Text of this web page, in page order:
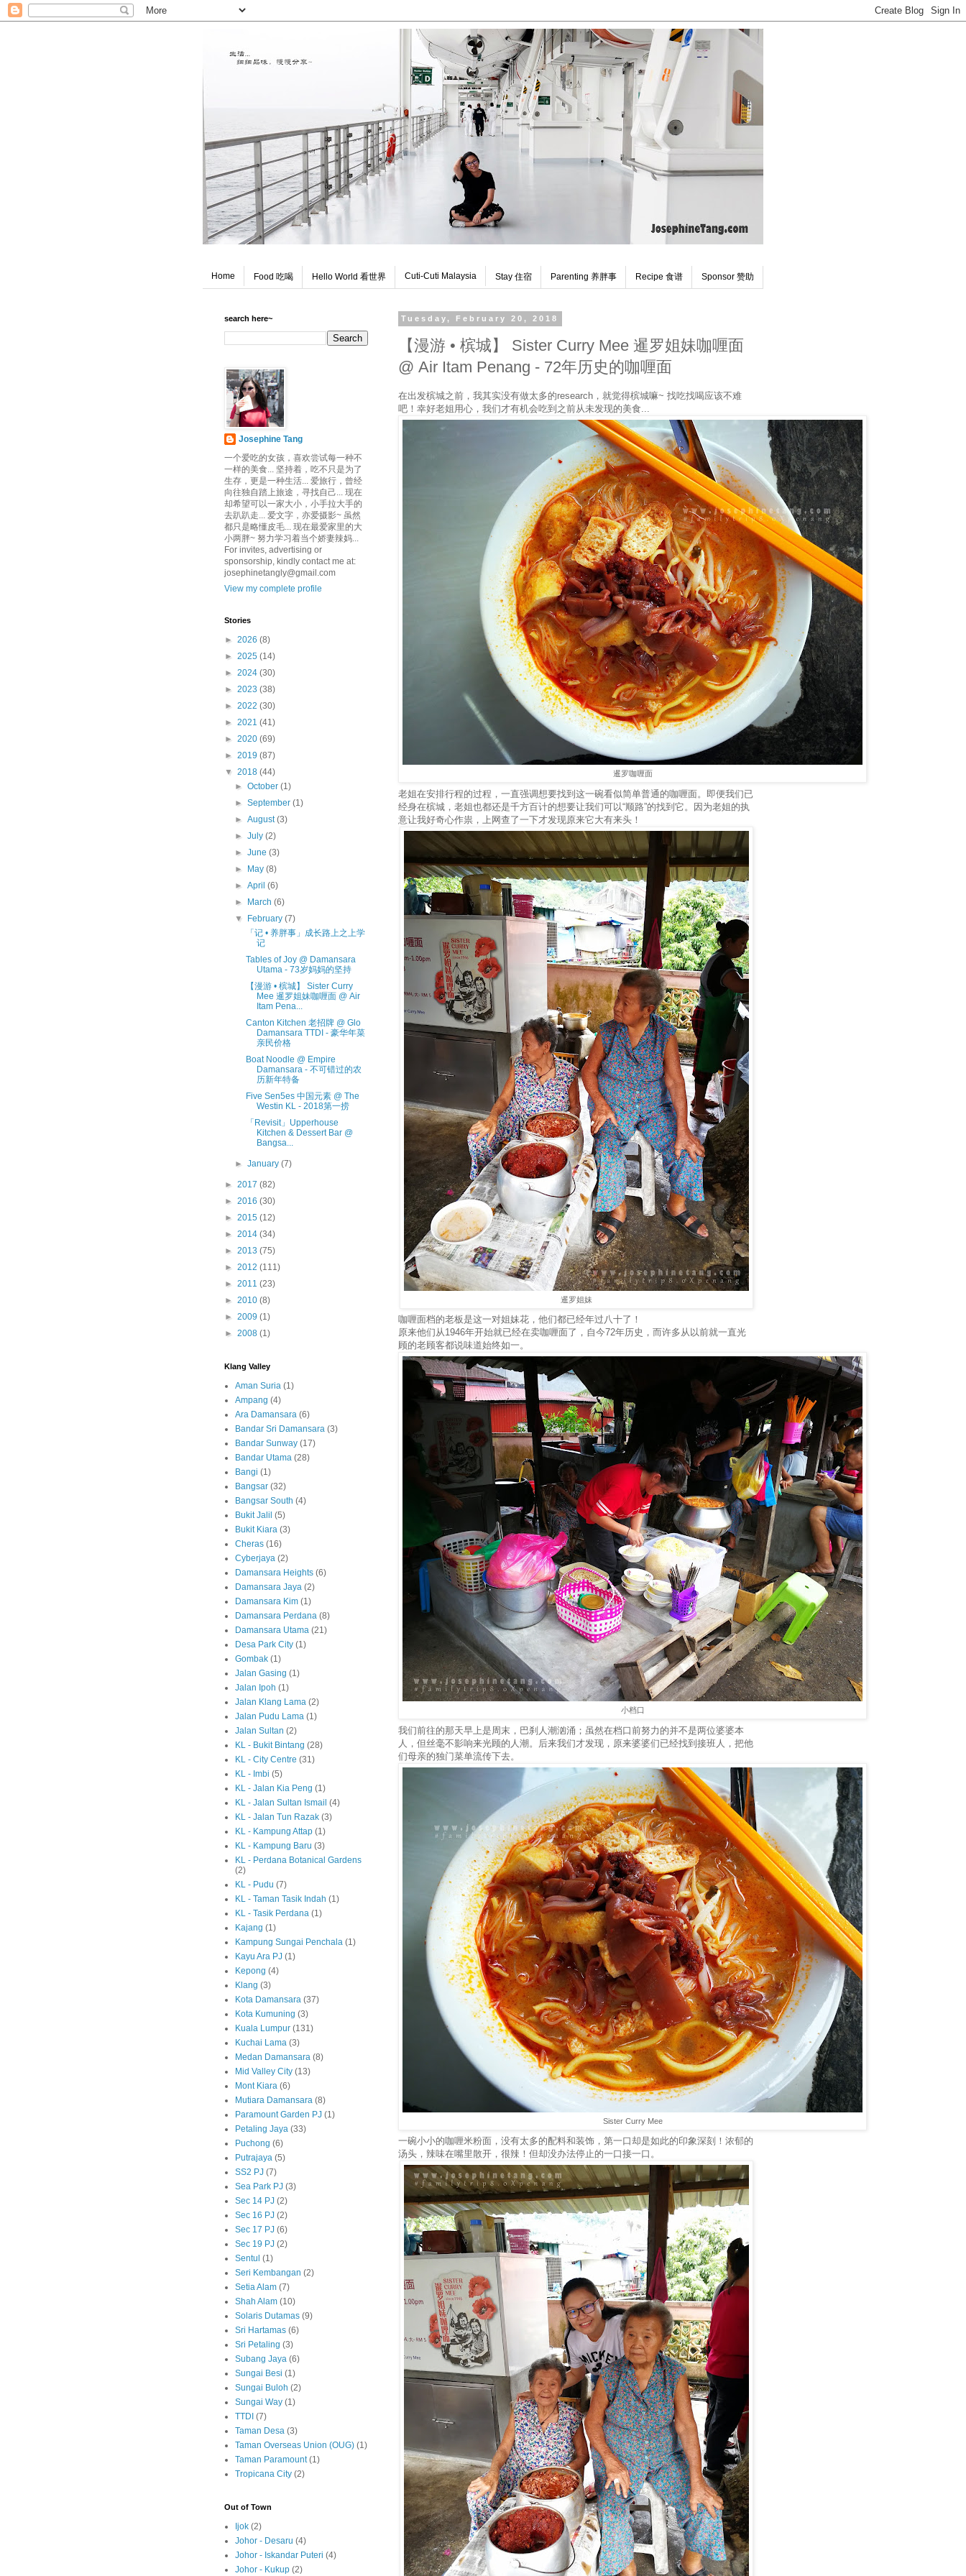
Home Food 吃喝 Hello World 看世界 Cuti-Cuti Malaysia Stay 住宿 Parenting 养胖事 Recipe 食谱 Sponsor 赞助
Tuesday, February 20, 2018
【漫游 • 槟城】 Sister Curry Mee 暹罗姐妹咖喱面
@ Air Itam Penang - 72年历史的咖喱面
在出发槟城之前，我其实没有做太多的research，就觉得槟城嘛~ 找吃找喝应该不难
吧！幸好老姐用心，我们才有机会吃到之前从未发现的美食...
暹罗咖喱面
老姐在安排行程的过程，一直强调想要找到这一碗看似简单普通的咖喱面。即便我们已
经身在槟城，老姐也都还是千方百计的想要让我们可以“顺路”的找到它。因为老姐的执
意让我好奇心作祟，上网查了一下才发现原来它大有来头！
暹罗姐妹
咖喱面档的老板是这一对姐妹花，他们都已经年过八十了！
原来他们从1946年开始就已经在卖咖喱面了，自今72年历史，而许多从以前就一直光
顾的老顾客都说味道始终如一。
小档口
我们前往的那天早上是周末，巴刹人潮汹涌；虽然在档口前努力的并不是两位婆婆本
人，但丝毫不影响来光顾的人潮。后来我们才发现，原来婆婆们已经找到接班人，把他
们母亲的独门菜单流传下去。
Sister Curry Mee
一碗小小的咖喱米粉面，没有太多的配料和装饰，第一口却是如此的印象深刻！浓郁的
汤头，辣味在嘴里散开，很辣！但却没办法停止的一口接一口。
search here~
Josephine Tang
一个爱吃的女孩，喜欢尝试每一种不
一样的美食... 坚持着，吃不只是为了
生存，更是一种生活... 爱旅行，曾经
向往独自踏上旅途，寻找自己... 现在
却希望可以一家大小，小手拉大手的
去趴趴走... 爱文字，亦爱摄影~ 虽然
都只是略懂皮毛... 现在最爱家里的大
小两胖~ 努力学习着当个娇妻辣妈...
For invites, advertising or
sponsorship, kindly contact me at:
josephinetangly@gmail.com
View my complete profile
Stories
► 2026 (8)
► 2025 (14)
► 2024 (30)
► 2023 (38)
► 2022 (30)
► 2021 (41)
► 2020 (69)
► 2019 (87)
▼ 2018 (44)
►October(1)
►September(1)
►August(3)
►July(2)
►June(3)
►
May(8)
►April(6)
►
March(6)
▼
February(7)
「记 • 养胖事」成长路上之上学
记
Tables of Joy @ Damansara
Utama - 73岁妈妈的坚持
【漫游 • 槟城】 Sister Curry
Mee 暹罗姐妹咖喱面 @ Air
Itam Pena...
Canton Kitchen 老招牌 @ Glo
Damansara TTDI - 豪华年菜
亲民价格
Boat Noodle @ Empire
Damansara - 不可错过的农
历新年特备
Five Sen5es 中国元素 @ The
Westin KL - 2018第一捞
「Revisit」Upperhouse
Kitchen & Dessert Bar @
Bangsa...
►January(7)
► 2017 (82)
► 2016 (30)
► 2015 (12)
► 2014 (34)
► 2013 (75)
► 2012 (111)
► 2011 (23)
► 2010 (8)
► 2009 (1)
► 2008 (1)
Klang Valley
Aman Suria (1)
Ampang (4)
Ara Damansara (6)
Bandar Sri Damansara (3)
Bandar Sunway (17)
Bandar Utama (28)
Bangi (1)
Bangsar (32)
Bangsar South (4)
Bukit Jalil (5)
Bukit Kiara (3)
Cheras (16)
Cyberjaya (2)
Damansara Heights (6)
Damansara Jaya (2)
Damansara Kim (1)
Damansara Perdana (8)
Damansara Utama (21)
Desa Park City (1)
Gombak (1)
Jalan Gasing (1)
Jalan Ipoh (1)
Jalan Klang Lama (2)
Jalan Pudu Lama (1)
Jalan Sultan (2)
KL - Bukit Bintang (28)
KL - City Centre (31)
KL - Imbi (5)
KL - Jalan Kia Peng (1)
KL - Jalan Sultan Ismail (4)
KL - Jalan Tun Razak (3)
KL - Kampung Attap (1)
KL - Kampung Baru (3)
KL - Perdana Botanical Gardens
(2)
KL - Pudu (7)
KL - Taman Tasik Indah (1)
KL - Tasik Perdana (1)
Kajang (1)
Kampung Sungai Penchala (1)
Kayu Ara PJ (1)
Kepong (4)
Klang (3)
Kota Damansara (37)
Kota Kumuning (3)
Kuala Lumpur (131)
Kuchai Lama (3)
Medan Damansara (8)
Mid Valley City (13)
Mont Kiara (6)
Mutiara Damansara (8)
Paramount Garden PJ (1)
Petaling Jaya (33)
Puchong (6)
Putrajaya (5)
SS2 PJ (7)
Sea Park PJ (3)
Sec 14 PJ (2)
Sec 16 PJ (2)
Sec 17 PJ (6)
Sec 19 PJ (2)
Sentul (1)
Seri Kembangan (2)
Setia Alam (7)
Shah Alam (10)
Solaris Dutamas (9)
Sri Hartamas (6)
Sri Petaling (3)
Subang Jaya (6)
Sungai Besi (1)
Sungai Buloh (2)
Sungai Way (1)
TTDI (7)
Taman Desa (3)
Taman Overseas Union (OUG) (1)
Taman Paramount (1)
Tropicana City (2)
Out of Town
Ijok (2)
Johor - Desaru (4)
Johor - Iskandar Puteri (4)
Johor - Kukup (2)